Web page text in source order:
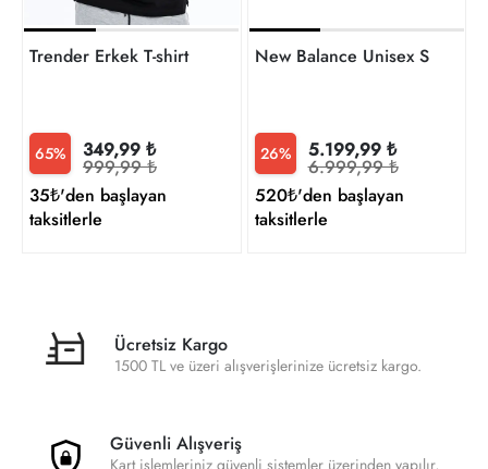
Trender Erkek T-shirt
65% 349,99 ₺
999,99 ₺
35₺'den başlayan
taksitlerle
New Balance Unisex Sneaker
26% 5.199,99 ₺
6.999,99 ₺
520₺'den başlayan
taksitlerle
Ücretsiz Kargo
1500 TL ve üzeri alışverişlerinize ücretsiz kargo.
Güvenli Alışveriş
Kart işlemleriniz güvenli sistemler üzerinden yapılır,